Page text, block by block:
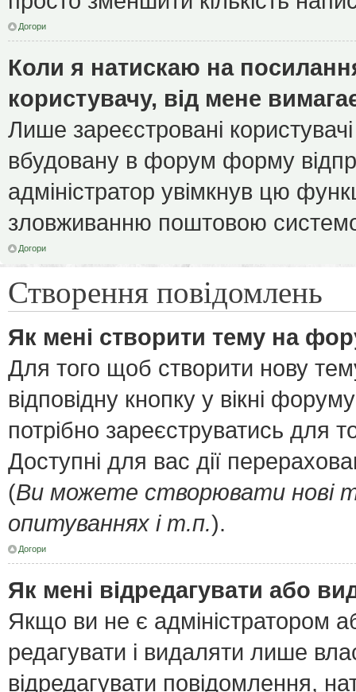
Догори
Коли я натискаю на
користувачу, від мене
Лише зареєстровані
вбудовану в форум форму
адміністратор увімкнув цю
зловживанню поштовою
Догори
Створення повідомлень
Як мені створити тему на
Для того щоб створити нову
відповідну кнопку у вікні
потрібно зареєструватись для
Доступні для вас дії
(Ви можете створювати нові
опитуваннях і т.п.).
Догори
Як мені відредагувати або
Якщо ви не є адміністратором
редагувати і видаляти лише
відредагувати повідомлення,